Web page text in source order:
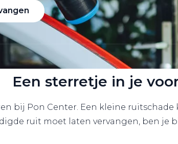
Een sterretje in je
bij Pon Center. Een kleine
ruit moet laten vervangen, ben je